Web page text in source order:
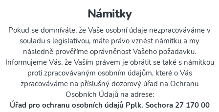
Námitky
Pokud se domníváte, že Vaše osobní údaje nezpracováváme v
souladu s legislativou, máte právo vznést námitku a my
následně prověříme oprávněnost Vašeho požadavku.
Informujeme Vás, že Vaším právem je obrátit se také s námitkou
proti zpracovávaným osobním údajům, které o Vás
zpracováváme na příslušný dozorový úřad na Ochranu
Osobních Údajů na adrese:
Úřad pro ochranu osobních údajů Pplk. Sochora 27 170 00